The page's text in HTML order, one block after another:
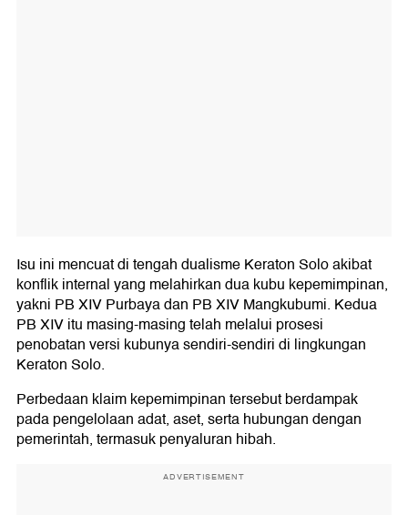
Isu ini mencuat di tengah dualisme Keraton Solo akibat
konflik internal yang melahirkan dua kubu kepemimpinan,
yakni PB XIV Purbaya dan PB XIV Mangkubumi. Kedua
PB XIV itu masing-masing telah melalui prosesi
penobatan versi kubunya sendiri-sendiri di lingkungan
Keraton Solo.
Perbedaan klaim kepemimpinan tersebut berdampak
pada pengelolaan adat, aset, serta hubungan dengan
pemerintah, termasuk penyaluran hibah.
ADVERTISEMENT